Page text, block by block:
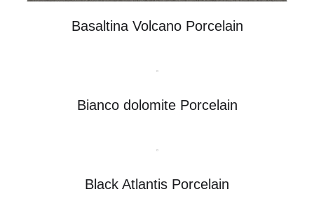
Basaltina Volcano Porcelain
Bianco dolomite Porcelain
Black Atlantis Porcelain